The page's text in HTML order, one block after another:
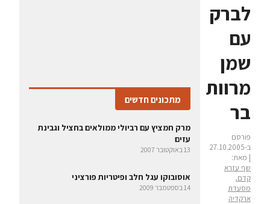
לברק
עם
שמן
מרוות
בר
פורסם
ב-27.10.2005
| מאת:
שף עזרא
קדם,
מסעדת
ארקדיה
מתכונים חדשים
מרק חמציץ עם רביולי ממולאים בחציל וגבינת
עזים
13 באוקטובר 2007
אוסובוקו עגל חלב ופיטריות פורציני
14 בספטמבר 2009